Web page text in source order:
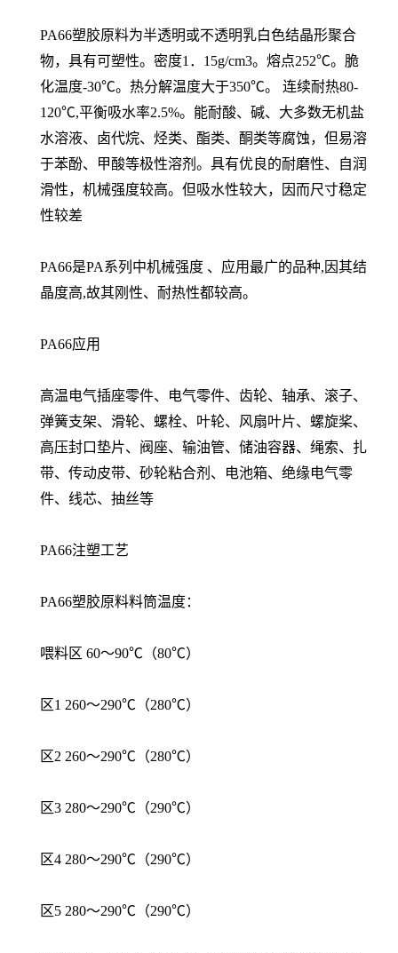
PA66塑胶原料为半透明或不透明乳白色结晶形聚合
物，具有可塑性。密度1．15g/cm3。熔点252℃。脆
化温度-30℃。热分解温度大于350℃。 连续耐热80-
120℃,平衡吸水率2.5%。能耐酸、碱、大多数无机盐
水溶液、卤代烷、烃类、酯类、酮类等腐蚀，但易溶
于苯酚、甲酸等极性溶剂。具有优良的耐磨性、自润
滑性，机械强度较高。但吸水性较大，因而尺寸稳定
性较差
PA66是PA系列中机械强度 、应用最广的品种,因其结
晶度高,故其刚性、耐热性都较高。
PA66应用
高温电气插座零件、电气零件、齿轮、轴承、滚子、
弹簧支架、滑轮、螺栓、叶轮、风扇叶片、螺旋桨、
高压封口垫片、阀座、输油管、储油容器、绳索、扎
带、传动皮带、砂轮粘合剂、电池箱、绝缘电气零
件、线芯、抽丝等
PA66注塑工艺
PA66塑胶原料料筒温度：
喂料区 60～90℃（80℃）
区1 260～290℃（280℃）
区2 260～290℃（280℃）
区3 280～290℃（290℃）
区4 280～290℃（290℃）
区5 280～290℃（290℃）